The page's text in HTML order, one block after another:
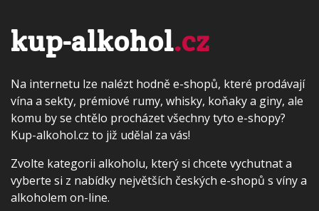
kup-alkohol.cz
Na internetu lze nalézt hodně e-shopů, které prodávají
vína a sekty, prémiové rumy, whisky, koňaky a giny, ale
komu by se chtělo procházet všechny tyto e-shopy?
Kup-alkohol.cz to již udělal za vás!
Zvolte kategorii alkoholu, který si chcete vychutnat a
vyberte si z nabídky největších českých e-shopů s víny a
alkoholem on-line.